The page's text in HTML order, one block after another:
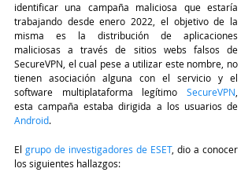
identificar una campaña maliciosa que estaría
trabajando desde enero 2022, el objetivo de la
misma es la distribución de aplicaciones
maliciosas a través de sitios webs falsos de
SecureVPN, el cual pese a utilizar este nombre, no
tienen asociación alguna con el servicio y el
software multiplataforma legítimo SecureVPN
Android.
El grupo de investigadores de ESET, dio a conocer
los siguientes hallazgos: